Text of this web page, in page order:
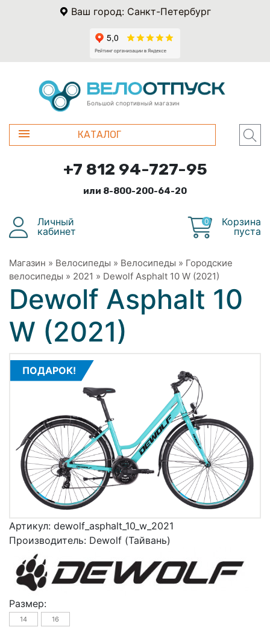
Ваш город: Санкт-Петербург
Большой спортивный магазин
КАТАЛОГ
+7 812 94-727-95
или 8-800-200-64-20
Личный
кабинет
0
Корзина
пуста
Магазин » Велосипеды » Велосипеды » Городские
велосипеды » 2021 » Dewolf Asphalt 10 W (2021)
Dewolf Asphalt 10
W (2021)
ПОДАРОК!
Артикул: dewolf_asphalt_10_w_2021
Производитель: Dewolf (Тайвань)
Размер:
14 16